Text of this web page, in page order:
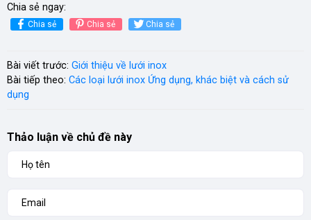
Chia sẻ ngay:
Chia sẻ Chia sẻ Chia sẻ
Bài viết trước: Giới thiệu về lưới inox
Bài tiếp theo: Các loại lưới inox Ứng dụng, khác biệt và cách sử
dụng
Thảo luận về chủ đề này